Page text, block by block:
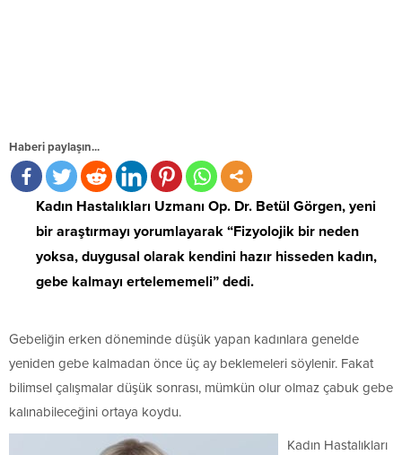
Haberi paylaşın...
Kadın Hastalıkları Uzmanı Op. Dr. Betül Görgen, yeni
bir araştırmayı yorumlayarak “Fizyolojik bir neden
yoksa, duygusal olarak kendini hazır hisseden kadın,
gebe kalmayı ertelememeli” dedi.
Gebeliğin erken döneminde düşük yapan kadınlara genelde
yeniden gebe kalmadan önce üç ay beklemeleri söylenir. Fakat
bilimsel çalışmalar düşük sonrası, mümkün olur olmaz çabuk gebe
kalınabileceğini ortaya koydu.
Kadın Hastalıkları